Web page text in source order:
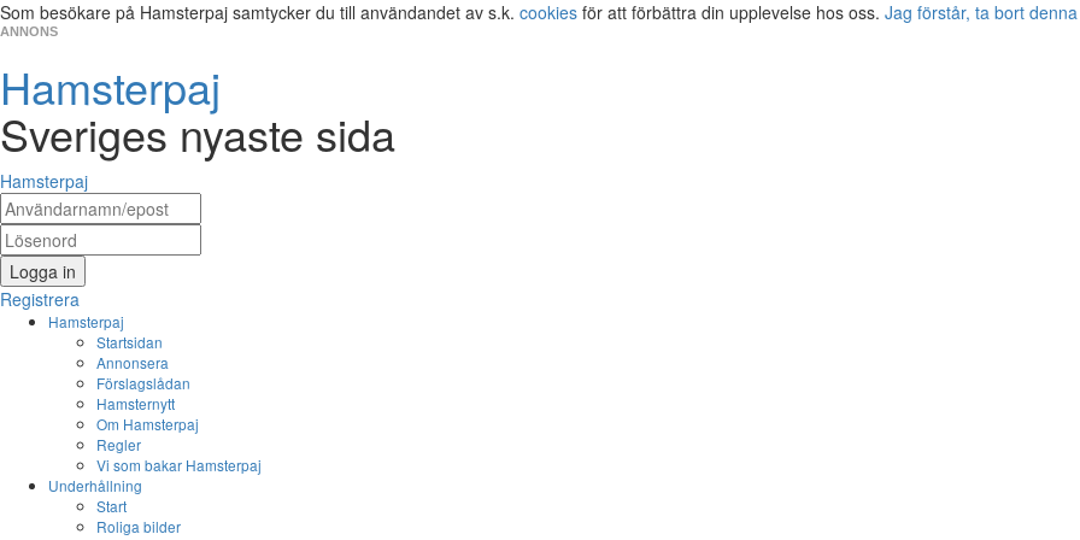
Som besökare på Hamsterpaj samtycker du till användandet av s.k. cookies för att förbättra din upplevelse hos oss. Jag förstår, ta bort
ANNONS
Hamsterpaj
Sveriges nyaste sida
Hamsterpaj
Logga in
Registrera
Hamsterpaj
Startsidan
Annonsera
Förslagslådan
Hamsternytt
Om Hamsterpaj
Regler
Vi som bakar Hamsterpaj
Underhållning
Start
Roliga bilder